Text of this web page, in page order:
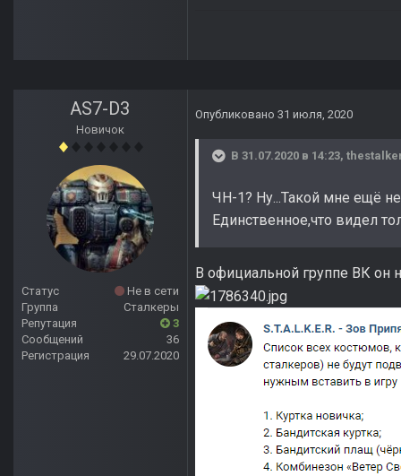
AS7-D3
Новичок
Статус
Не в сети
Группа
Сталкеры
Репутация
3
Сообщений
36
Регистрация
29.07.2020
Опубликовано 31 июля, 2020
В 31.07.2020 в 14:23,
ЧН-1? Ну...Такой мне ещё
Единственное,что видел
В официальной группе ВК он